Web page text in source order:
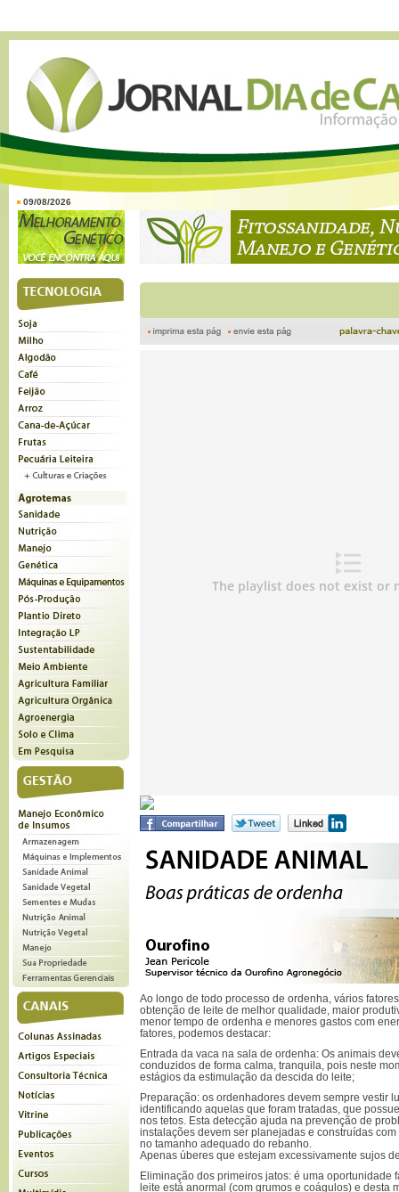
09/08/2026
Ao longo de todo processo de ordenha, vários
obtenção de leite de melhor qualidade, maior
menor tempo de ordenha e menores gastos com
fatores, podemos destacar:
Entrada da vaca na sala de ordenha: Os animais
conduzidos de forma calma, tranquila, pois neste
estágios da estimulação da descida do leite;
Preparação: os ordenhadores devem sempre vestir
identificando aquelas que foram tratadas, que
nos tetos. Esta detecção ajuda na prevenção de
instalações devem ser planejadas e construídas
no tamanho adequado do rebanho.
Apenas úberes que estejam excessivamente sujos
Eliminação dos primeiros jatos: é uma oportunidade
leite está anormal (com grumos e coágulos) e desta